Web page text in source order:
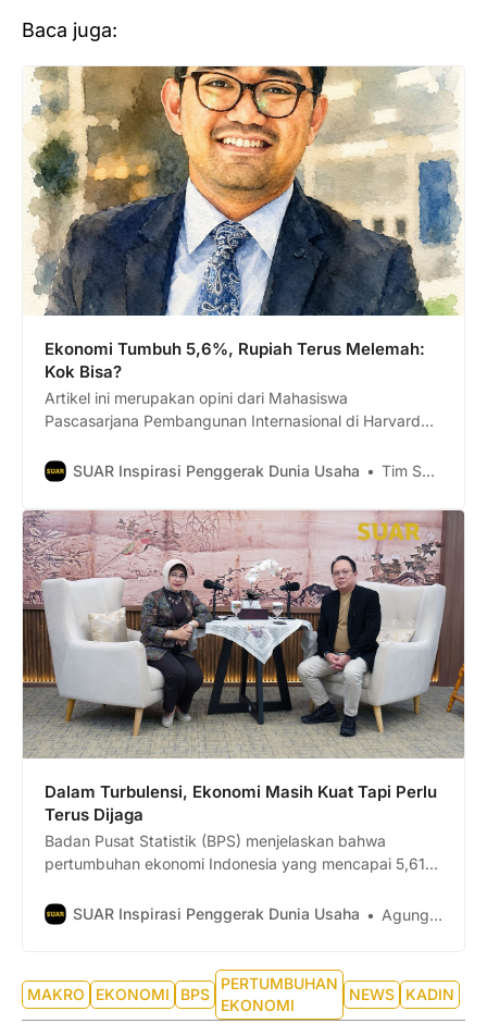
Baca juga:
Ekonomi Tumbuh 5,6%, Rupiah Terus Melemah:
Kok Bisa?
Artikel ini merupakan opini dari Mahasiswa
Pascasarjana Pembangunan Internasional di Harvard
SUAR Inspirasi Penggerak Dunia Usaha
Tim Suar
Dalam Turbulensi, Ekonomi Masih Kuat Tapi Perlu
Terus Dijaga
Badan Pusat Statistik (BPS) menjelaskan bahwa
pertumbuhan ekonomi Indonesia yang mencapai 5,61
faktor, antara lain panen raya, momentum Ramadan
belanja pemerintah. Di tengah ketidakpastian dan
tekanan ekonomi global,
SUAR Inspirasi Penggerak Dunia Usaha Agung Mahesa Fikri
MAKRO EKONOMI BPS
PERTUMBUHAN
EKONOMI
NEWS KADIN